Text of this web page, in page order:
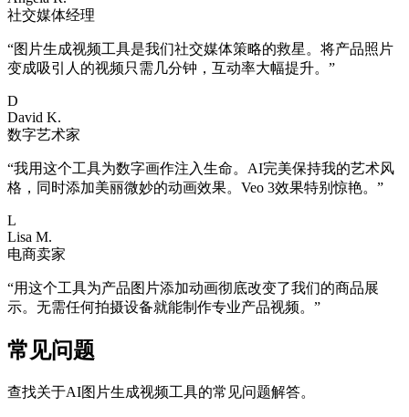
社交媒体经理
“图片生成视频工具是我们社交媒体策略的救星。将产品照片
变成吸引人的视频只需几分钟，互动率大幅提升。 ”
D
David K.
数字艺术家
“我用这个工具为数字画作注入生命。AI完美保持我的艺术风
格，同时添加美丽微妙的动画效果。Veo 3效果特别惊艳。 ”
L
Lisa M.
电商卖家
“用这个工具为产品图片添加动画彻底改变了我们的商品展
示。无需任何拍摄设备就能制作专业产品视频。 ”
常见问题
查找关于AI图片生成视频工具的常见问题解答。